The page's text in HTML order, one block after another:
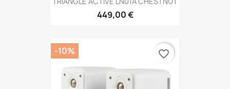
449,00 €
-10% favorite_border